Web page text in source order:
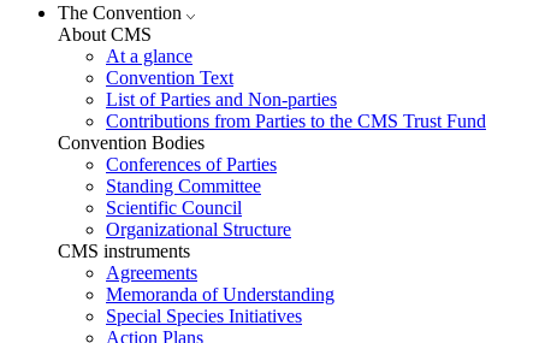
The Convention
About CMS
At a glance
Convention Text
List of Parties and Non-parties
Contributions from Parties to the CMS Trust Fund
Convention Bodies
Conferences of Parties
Standing Committee
Scientific Council
Organizational Structure
CMS instruments
Agreements
Memoranda of Understanding
Special Species Initiatives
Action Plans